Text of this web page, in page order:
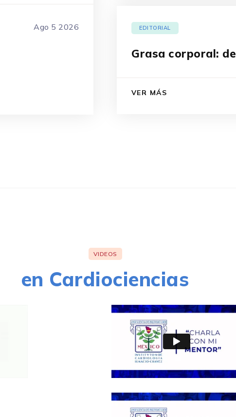
Ago 5 2026 EDITORIAL
Grasa corporal:
VER MÁS
VIDEOS
en Cardiociencias